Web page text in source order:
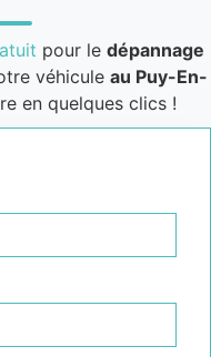
pour le dépannage
véhicule au Puy-En-
en quelques clics !